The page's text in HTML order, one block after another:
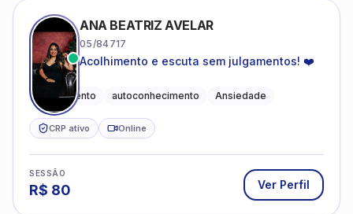
ANA BEATRIZ AVELAR
05/84717
Acolhimento e escuta sem julgamentos! ❤️
Acolhimento autoconhecimento Ansiedade
CRP ativo Online
SESSÃO
R$ 80 Ver Perfil